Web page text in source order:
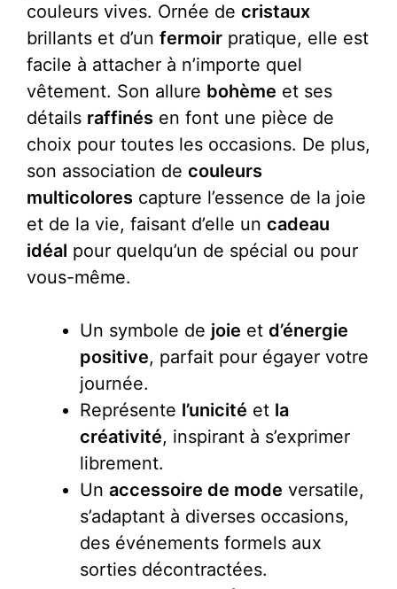
couleurs vives. Ornée de cristaux
brillants et d’un fermoir pratique, elle est
facile à attacher à n’importe quel
vêtement. Son allure bohème et ses
détails raffinés en font une pièce de
choix pour toutes les occasions. De plus,
son association de couleurs
multicolores capture l’essence de la joie
et de la vie, faisant d’elle un cadeau
idéal pour quelqu’un de spécial ou pour
vous-même.
Un symbole de joie et d’énergie
positive, parfait pour égayer votre
journée.
Représente l’unicité et la
créativité, inspirant à s’exprimer
librement.
Un accessoire de mode versatile,
s’adaptant à diverses occasions,
des événements formels aux
sorties décontractées.